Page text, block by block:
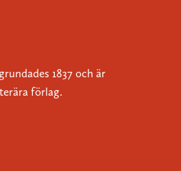
1837 och är
förlag.